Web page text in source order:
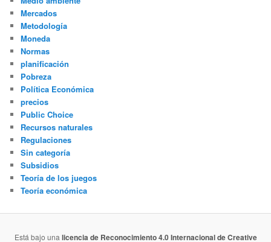
Mercados
Metodología
Moneda
Normas
planificación
Pobreza
Política Económica
precios
Public Choice
Recursos naturales
Regulaciones
Sin categoría
Subsidios
Teoría de los juegos
Teoría económica
Está bajo una licencia de Reconocimiento 4.0 Internacional de Creative